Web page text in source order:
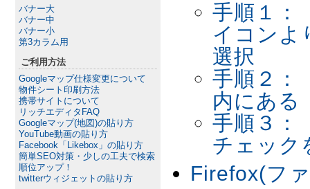
バナー大
バナー中
バナー小
第3カラム用
ご利用方法
Googleマップ仕様変更について
物件シート印刷方法
携帯サイトについて
リッチエディタFAQ
Googleマップ(地図)の貼り方
YouTube動画の貼り方
Facebook「Likebox」の貼り方
簡単SEO対策・少しの工夫で検索
順位アップ！
twitterウィジェットの貼り方
手順１：
イコンよ
選択
手順２：
内にある
手順３：
チェック
Firefox(フ